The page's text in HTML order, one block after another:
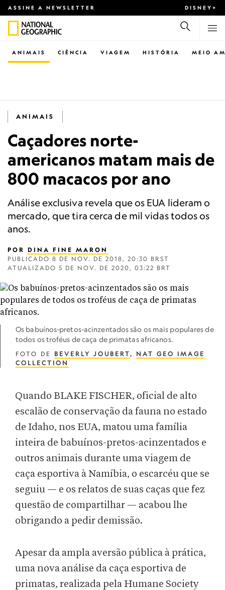
ASSINE A NEWSLETTER DISNEY+
CIÊNCIA VIAGEM
ANIMAIS HISTÓRIA MEIO
ANIMAIS
Caçadores norte-
americanos matam mais de
800 macacos por ano
Análise exclusiva revela que os EUA lideram o
mercado, que tira cerca de mil vidas todos os
anos.
POR DINA FINE MARON
PUBLICADO 8 DE NOV. DE 2018, 20:30 BRST
ATUALIZADO 5 DE NOV. DE 2020, 03:22 BRT
Os babuínos-pretos-acinzentados são os mais populares de
todos os troféus de caça de primatas africanos.
FOTO DE BEVERLY JOUBERT, NAT GEO IMAGE
COLLECTION
Quando BLAKE FISCHER, oficial de alto
escalão de conservação da fauna no estado
de Idaho, nos EUA, matou uma família
inteira de babuínos-pretos-acinzentados e
outros animais durante uma viagem de
caça esportiva à Namíbia, o escarcéu que se
seguiu — e os relatos de suas caças que fez
questão de compartilhar — acabou lhe
obrigando a pedir demissão.
Apesar da ampla aversão pública à prática,
uma nova análise da caça esportiva de
primatas, realizada pela Humane Society